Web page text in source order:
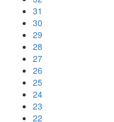
31
30
29
28
27
26
25
24
23
22